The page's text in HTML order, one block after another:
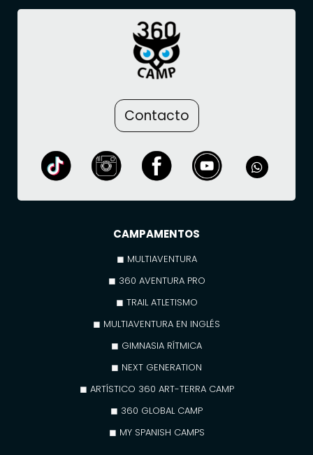
Contacto
CAMPAMENTOS
◼ MULTIAVENTURA
◼ 360 AVENTURA PRO
◼ TRAIL ATLETISMO
◼ MULTIAVENTURA EN INGLÉS
◼ GIMNASIA RÍTMICA
◼ NEXT GENERATION
◼ ARTÍSTICO 360 ART-TERRA CAMP
◼ 360 GLOBAL CAMP
◼ MY SPANISH CAMPS